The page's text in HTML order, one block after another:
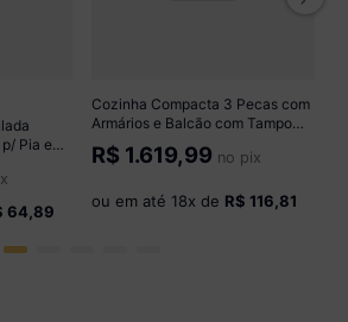
Pia e
64,89
Cozinha Compacta 3 Pecas com
Armários e Balcão com Tampo
Multimóveis CR20449
Freijó/Branco/Mármore Branco
R$ 1.619,99 no pix
ou em até 18x de R$ 116,81